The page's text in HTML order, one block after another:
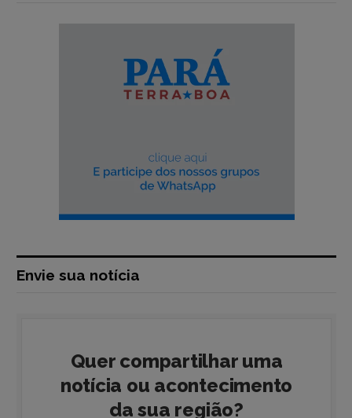
Envie sua notícia
Quer compartilhar uma
notícia ou acontecimento
da sua região?